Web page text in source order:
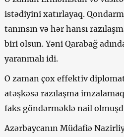
istədiyini xatırlayaq.
tanınsın və hər hansı
biri olsun. Yəni Qarabağ
yaranmalı idi.
O zaman çox effektiv
atəşkəsə razılaşma
faks göndərməklə nail
Azərbaycanın Müdafiə